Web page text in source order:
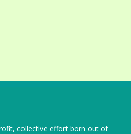
collective effort born out of